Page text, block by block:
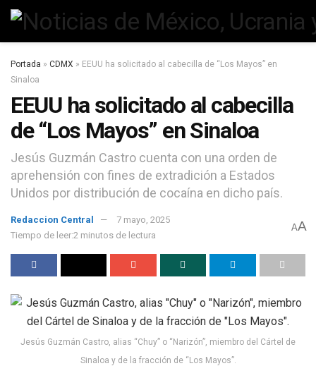
Portada » CDMX » EEUU ha solicitado al cabecilla de “Los Mayos” en
Sinaloa
EEUU ha solicitado al cabecilla
de “Los Mayos” en Sinaloa
Jesús Guzmán Castro cuenta con una orden de
aprehensión con fines de extradición a Estados
Unidos por distribución de cocaína en dicho país.
Redaccion Central
7 mayo, 2025
Tiempo de leer:2 minutos de lectura
AA
Jesús Guzmán Castro, alias “Chuy” o “Narizón”, miembro del Cártel de
Sinaloa y de la fracción de “Los Mayos”.